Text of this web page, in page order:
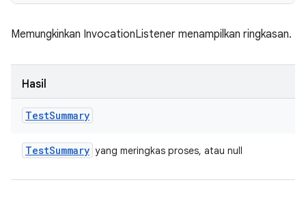
Memungkinkan InvocationListener menampilkan ringkasan.
Hasil
TestSummary
TestSummary yang meringkas proses, atau null